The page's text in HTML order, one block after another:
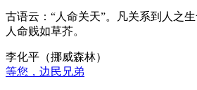
古语云：“人命关天”。凡关系到人之
人命贱如草芥。
李化平（挪威森林）
等您，边民兄弟